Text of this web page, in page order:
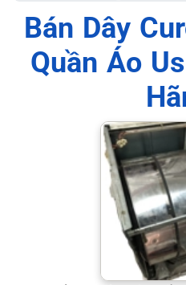
Bán Dây
Quần Áo